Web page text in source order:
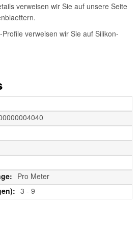
verweisen wir Sie auf unsere Seite
verweisen wir Sie auf Silikon-
Pro Meter
3 - 9